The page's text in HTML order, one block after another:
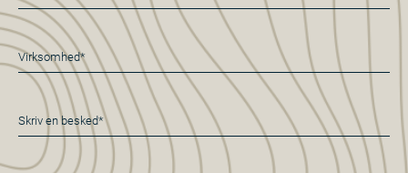
*
Virksomhed*
*
Besked
*